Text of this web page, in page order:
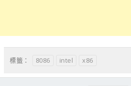
標籤： 8086 intel x86